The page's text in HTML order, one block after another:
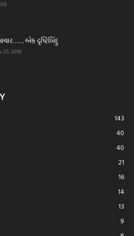
એક દૃષ્ટિબિંદુ
25, 2018
143
40
40
21
16
14
13
9